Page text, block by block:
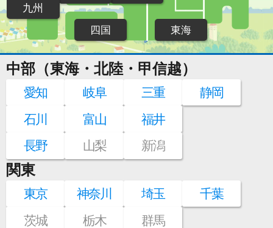
東海
四国
九州
中部（東海・北陸・甲信越）
愛知 岐阜 三重
静岡
石川
富山
福井
長野
山梨 新潟
関東
東京 神奈川 埼玉
千葉
茨城
栃木 群馬